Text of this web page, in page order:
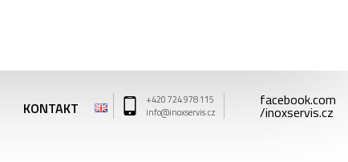
KONTAKT
+420 724 978 115
info@inoxservis.cz
facebook.com
/inoxservis.cz